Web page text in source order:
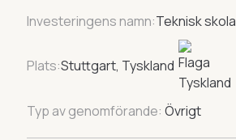
Investeringens namn:Teknisk skola
Plats:Stuttgart, Tyskland
Typ av genomförande: Övrigt